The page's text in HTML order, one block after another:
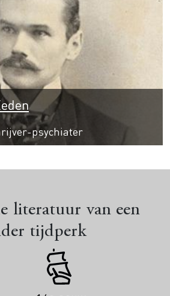
psychiater
literatuur van een
tijdperk